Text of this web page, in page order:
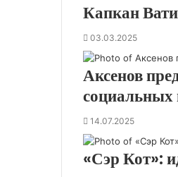
Капкан
03.03.2025
Аксенов
социальных
14.07.2025
«Сэр Кот»: